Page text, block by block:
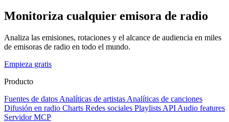
Monitoriza cualquier emisora de radio
Analiza las emisiones, rotaciones y el alcance de audiencia en miles
de emisoras de radio en todo el mundo.
Empieza gratis
Producto
Fuentes de datos Analíticas de artistas Analíticas de canciones
Difusión en radio Charts Redes sociales Playlists API Audio features
Servidor MCP